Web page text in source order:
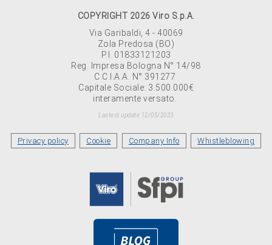
COPYRIGHT 2026 Viro S.p.A.
Via Garibaldi, 4 - 40069
Zola Predosa (BO)
P.I. 01833121203
Reg. Impresa Bologna N° 14/98
C.C.I.A.A. N° 391277
Capitale Sociale: 3.500.000€
interamente versato.
Lastest update 12/05/2023
Privacy policy Cookie Company Info Whistleblowing